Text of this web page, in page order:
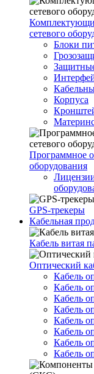
сетевого
Блоки
Корпуса
Программное
оборудования
GPS-трекеры
Кабельная
Кабель витая
Оптический
Кабель
Кабель
Кабель
Кабель
Кабель
Кабель
Кабель
Кабель